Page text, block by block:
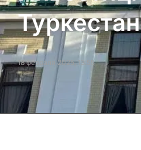
18 февраля 2025, 13:55